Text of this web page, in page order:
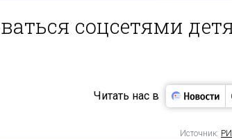
соцсетями
Читать нас в
Источник: